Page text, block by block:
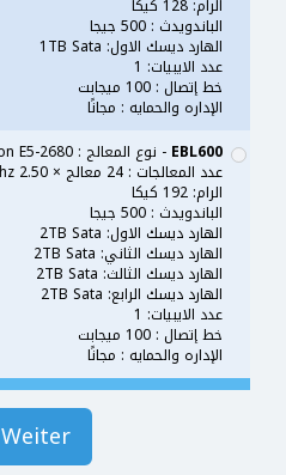
الرام: 128 كيكا
الباندويدث : 500 جيجا
الهارد ديسك الاول: 1TB Sata
عدد الايبيات: 1
خط إتصال : 100 ميجابت
الإداره والحمايه : مجانًا
EBL600 - نوع المعالج : Xeon E5-2680
عدد المعالجات : 24 معالج × 2.50 Ghz
الرام: 192 كيكا
الباندويدث : 500 جيجا
الهارد ديسك الاول: 2TB Sata
الهارد ديسك الثاني: 2TB Sata
الهارد ديسك الثالث: 2TB Sata
الهارد ديسك الرابع: 2TB Sata
عدد الايبيات: 1
خط إتصال : 100 ميجابت
الإداره والحمايه : مجانًا
Weiter